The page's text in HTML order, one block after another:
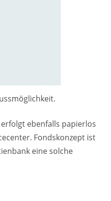
ebenfalls papierlos
Fondskonzept ist
eine solche